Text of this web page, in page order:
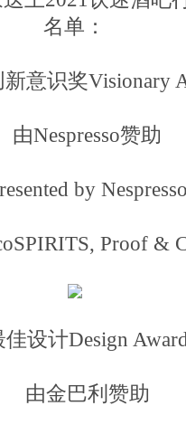
名单：
意识奖Visionary
由Nespresso赞助
by
Proof &
佳设计Design
由金巴利赞助